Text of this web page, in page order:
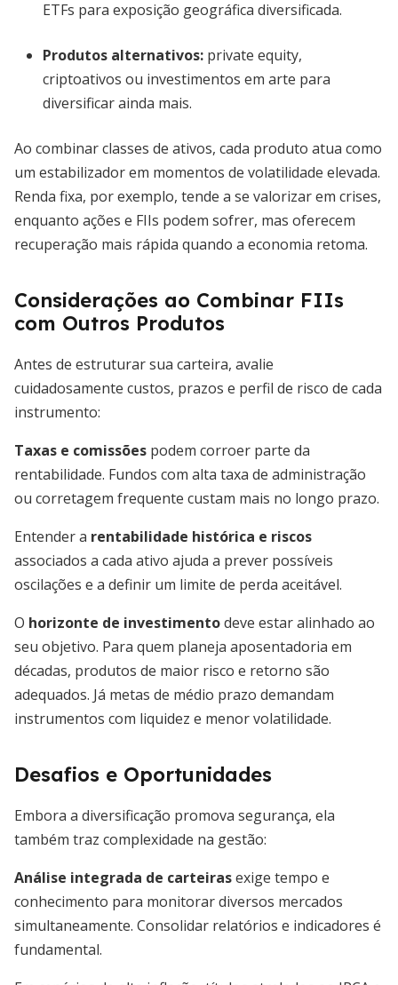
ETFs para exposição geográfica diversificada.
Produtos alternativos: private equity,
criptoativos ou investimentos em arte para
diversificar ainda mais.
Ao combinar classes de ativos, cada produto atua como
um estabilizador em momentos de volatilidade elevada.
Renda fixa, por exemplo, tende a se valorizar em crises,
enquanto ações e FIIs podem sofrer, mas oferecem
recuperação mais rápida quando a economia retoma.
Considerações ao Combinar FIIs
com Outros Produtos
Antes de estruturar sua carteira, avalie
cuidadosamente custos, prazos e perfil de risco de cada
instrumento:
Taxas e comissões podem corroer parte da
rentabilidade. Fundos com alta taxa de administração
ou corretagem frequente custam mais no longo prazo.
Entender a rentabilidade histórica e riscos
associados a cada ativo ajuda a prever possíveis
oscilações e a definir um limite de perda aceitável.
O horizonte de investimentodeve estar alinhado ao
seu objetivo. Para quem planeja aposentadoria em
décadas, produtos de maior risco e retorno são
adequados. Já metas de médio prazo demandam
instrumentos com liquidez e menor volatilidade.
Desafios e Oportunidades
Embora a diversificação promova segurança, ela
também traz complexidade na gestão:
Análise integrada de carteirasexige tempo e
conhecimento para monitorar diversos mercados
simultaneamente. Consolidar relatórios e indicadores é
fundamental.